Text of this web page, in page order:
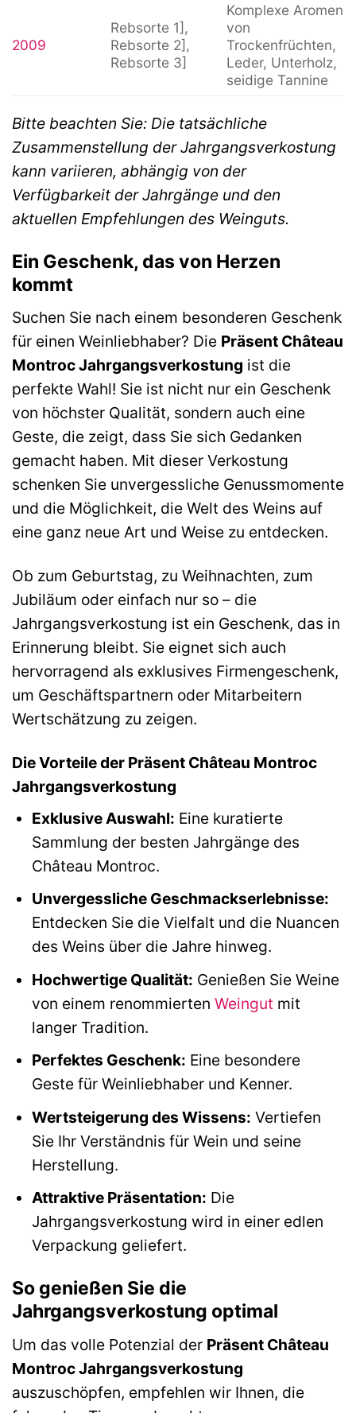
2009
Rebsorte 1],
Rebsorte 2],
Rebsorte 3]
Komplexe Aromen
von
Trockenfrüchten,
Leder, Unterholz,
seidige Tannine
Bitte beachten Sie: Die tatsächliche
Zusammenstellung der Jahrgangsverkostung
kann variieren, abhängig von der
Verfügbarkeit der Jahrgänge und den
aktuellen Empfehlungen des Weinguts.
Ein Geschenk, das von Herzen
kommt
Suchen Sie nach einem besonderen Geschenk
für einen Weinliebhaber? Die Präsent Château
Montroc Jahrgangsverkostung ist die
perfekte Wahl! Sie ist nicht nur ein Geschenk
von höchster Qualität, sondern auch eine
Geste, die zeigt, dass Sie sich Gedanken
gemacht haben. Mit dieser Verkostung
schenken Sie unvergessliche Genussmomente
und die Möglichkeit, die Welt des Weins auf
eine ganz neue Art und Weise zu entdecken.
Ob zum Geburtstag, zu Weihnachten, zum
Jubiläum oder einfach nur so – die
Jahrgangsverkostung ist ein Geschenk, das in
Erinnerung bleibt. Sie eignet sich auch
hervorragend als exklusives Firmengeschenk,
um Geschäftspartnern oder Mitarbeitern
Wertschätzung zu zeigen.
Die Vorteile der Präsent Château Montroc
Jahrgangsverkostung
Exklusive Auswahl: Eine kuratierte
Sammlung der besten Jahrgänge des
Château Montroc.
Unvergessliche Geschmackserlebnisse:
Entdecken Sie die Vielfalt und die Nuancen
des Weins über die Jahre hinweg.
Hochwertige Qualität: Genießen Sie Weine
von einem renommierten Weingut mit
langer Tradition.
Perfektes Geschenk: Eine besondere
Geste für Weinliebhaber und Kenner.
Wertsteigerung des Wissens: Vertiefen
Sie Ihr Verständnis für Wein und seine
Herstellung.
Attraktive Präsentation: Die
Jahrgangsverkostung wird in einer edlen
Verpackung geliefert.
So genießen Sie die
Jahrgangsverkostung optimal
Um das volle Potenzial der Präsent Château
Montroc Jahrgangsverkostung
auszuschöpfen, empfehlen wir Ihnen, die